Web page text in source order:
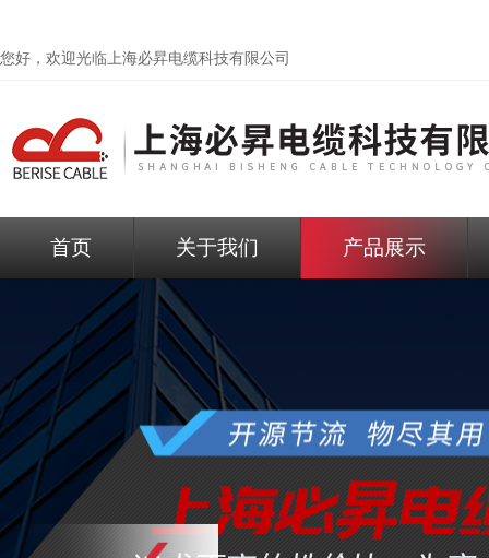
您好，欢迎光临上海必昇电缆科技有限公司
首页 关于我们 产品展示